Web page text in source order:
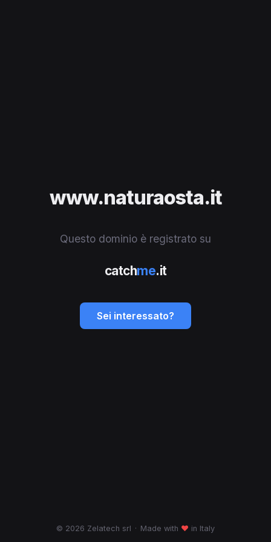
www.naturaosta.it
Questo dominio è registrato su
catchme.it
Sei interessato?
© 2026 Zelatech srl · Made with ♥ in Italy